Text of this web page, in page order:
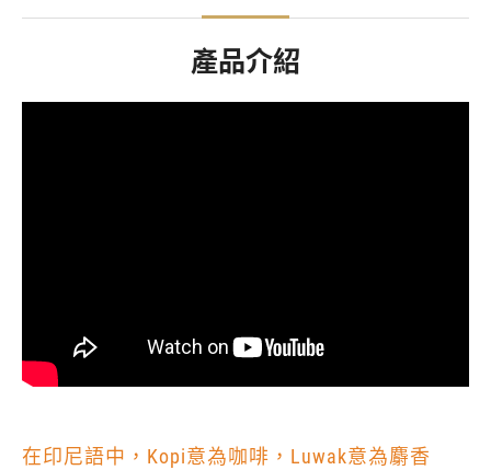
產品介紹
在印尼語中，Kopi意為咖啡，Luwak意為麝香